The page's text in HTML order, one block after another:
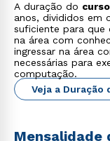
A duração do
anos, divididos em
suficiente para que
na área com
ingressar na área
necessárias para
computação.
Veja a Duração
Mensalidade
Rápido